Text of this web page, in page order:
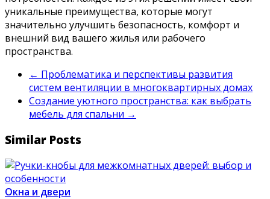
уникальные преимущества, которые могут
значительно улучшить безопасность, комфорт и
внешний вид вашего жилья или рабочего
пространства.
← Проблематика и перспективы развития
систем вентиляции в многоквартирных домах
Создание уютного пространства: как выбрать
мебель для спальни →
Similar Posts
Окна и двери